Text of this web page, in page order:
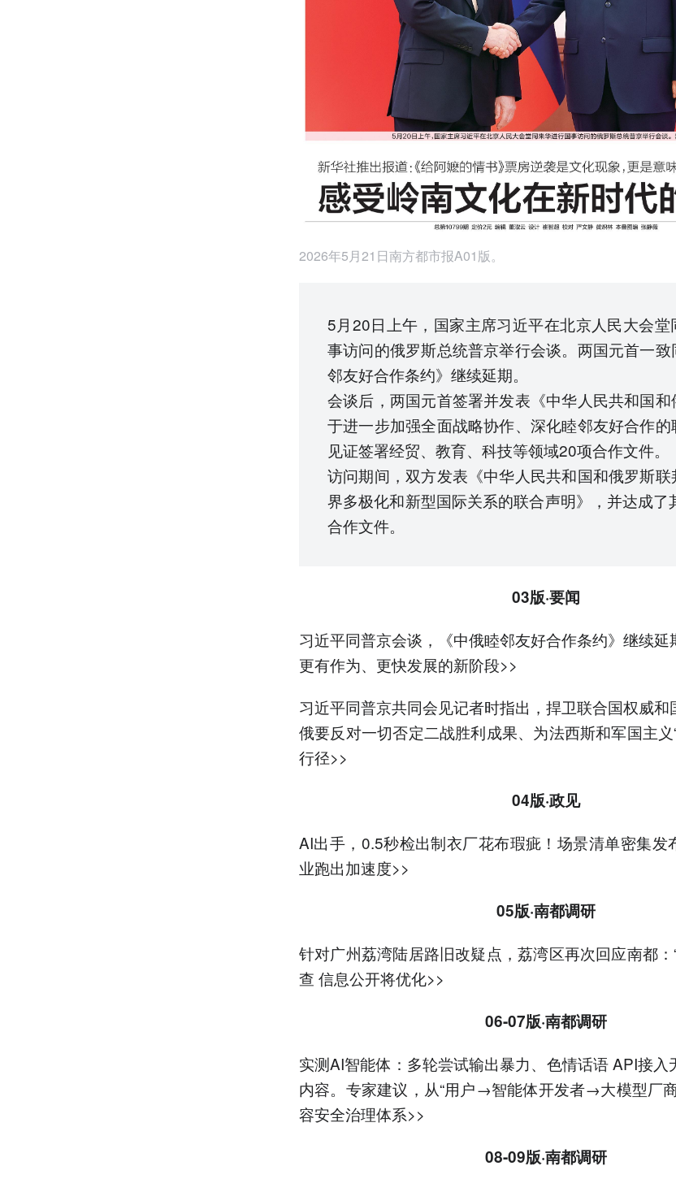
2026年5月21日南方都市报A01版。
5月20日上午，国家主席习近平在北京人民大会堂
事访问的俄罗斯总统普京举行会谈。两国元首一
邻友好合作条约》继续延期。
会谈后，两国元首签署并发表《中华人民共和国
于进一步加强全面战略协作、深化睦邻友好合作的
见证签署经贸、教育、科技等领域20项合作文件。
访问期间，双方发表《中华人民共和国和俄罗斯
界多极化和新型国际关系的联合声明》，并达成了
合作文件。
03版·要闻
习近平同普京会谈，《中俄睦邻友好合作条约》继续延
更有作为、更快发展的新阶段>>
习近平同普京共同会见记者时指出，捍卫联合国权威和
俄要反对一切否定二战胜利成果、为法西斯和军国主义
行径>>
04版·政见
AI出手，0.5秒检出制衣厂花布瑕疵！场景清单密集发
业跑出加速度>>
05版·南都调研
针对广州荔湾陆居路旧改疑点，荔湾区再次回应南都：
查 信息公开将优化>>
06-07版·南都调研
实测AI智能体：多轮尝试输出暴力、色情话语 API接入
内容。专家建议，从“用户→智能体开发者→大模型厂
容安全治理体系>>
08-09版·南都调研